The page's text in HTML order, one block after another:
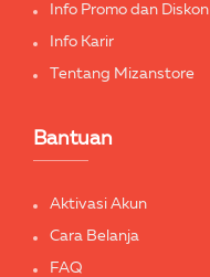
Info Promo dan Diskon
Info Karir
Tentang Mizanstore
Bantuan
Aktivasi Akun
Cara Belanja
FAQ